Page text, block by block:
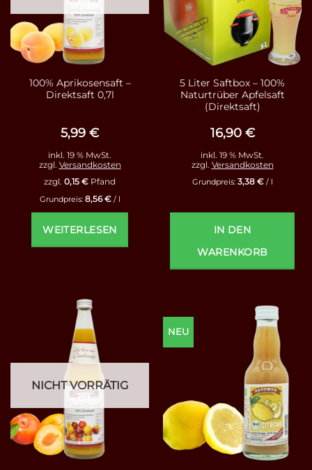
100% Aprikosensaft –
Direktsaft 0,7l
5,99 €
inkl. 19 % MwSt.
zzgl. Versandkosten
zzgl. 0,15 € Pfand
Grundpreis: 8,56€/ l
WEITERLESEN
5 Liter Saftbox – 100%
Naturtrüber Apfelsaft
(Direktsaft)
16,90 €
inkl. 19 % MwSt.
zzgl. Versandkosten
Grundpreis: 3,38 €/ l
IN DEN
WARENKORB
NICHT VORRÄTIG
NEU